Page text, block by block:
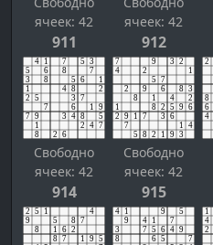
ячеек: 42
ячеек: 42
911
Свободно
ячеек: 42
912
Свободно
ячеек: 42
914 915